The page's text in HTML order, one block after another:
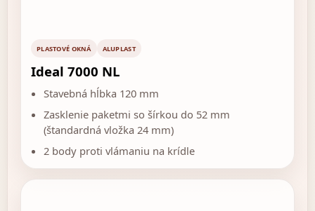
PLASTOVÉ OKNÁ ALUPLAST
Ideal 7000 NL
Stavebná hĺbka 120 mm
Zasklenie paketmi so šírkou do 52 mm
(štandardná vložka 24 mm)
2 body proti vlámaniu na krídle